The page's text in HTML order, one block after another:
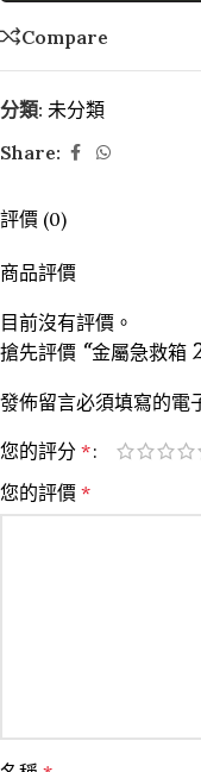
Compare
分類: 未分類
Share:
評價 (0)
商品評價
目前沒有評價。
搶先評價 “金屬急救
發佈留言必須填寫的電
您的評分 *
您的評價 *